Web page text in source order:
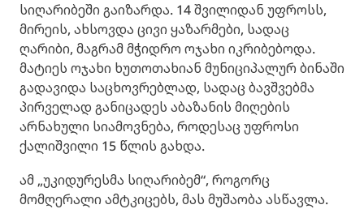
სიღარიბეში გაიზარდა. 14 შვილიდან უფროსს,
მირეის, ახსოვდა ცივი ყაზარმები, სადაც
ღარიბი, მაგრამ მჭიდრო ოჯახი იკრიბებოდა.
მატიეს ოჯახი ხუთოთახიან მუნიციპალურ ბინაში
გადავიდა საცხოვრებლად, სადაც ბავშვებმა
პირველად განიცადეს აბაზანის მიღების
არნახული სიამოვნება, როდესაც უფროსი
ქალიშვილი 15 წლის გახდა.
ამ „უკიდურესმა სიღარიბემ“, როგორც
მომღერალი ამტკიცებს, მას მუშაობა ასწავლა.